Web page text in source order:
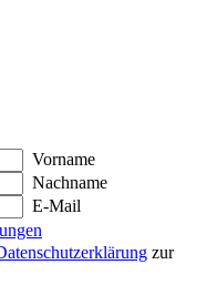
Vorname
Nachname
E-Mail
zur